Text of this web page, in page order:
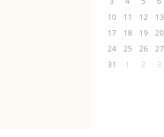
10
11 12 13
17
18 19 20
24
25 26 27
31
1 2 3